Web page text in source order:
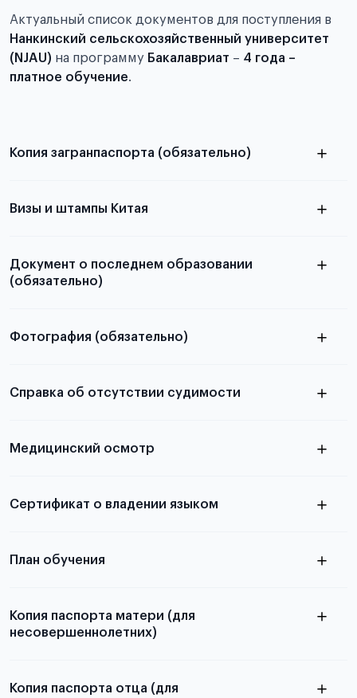
Актуальный список документов для поступления в
Нанкинский сельскохозяйственный университет
(NJAU) на программу Бакалавриат – 4 года –
платное обучение.
Копия загранпаспорта (обязательно)
паспорта
Визы и штампы Китая
Документ о последнем образовании
(обязательно)
абитуриентов, изложена в статье.
Фотография (обязательно)
принимаются
Справка об отсутствии судимости
Медицинский осмотр
Для примеров заполнения и пустых
Сертификат о владении языком
План обучения
Копия паспорта матери (для
несовершеннолетних)
Копия паспорта отца (для